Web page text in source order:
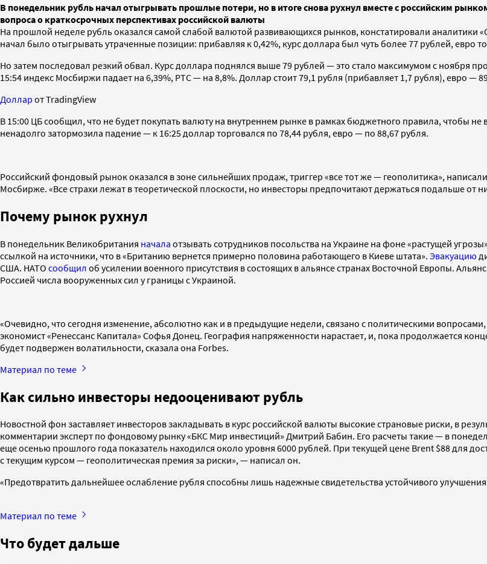
В понедельник рубль начал отыгрывать прошлые потери, но в итоге снова рухнул вместе с российским
вопроса о краткосрочных перспективах российской валюты
На прошлой неделе рубль оказался самой слабой валютой развивающихся рынков, констатировали аналитики
начал было отыгрывать утраченные позиции: прибавляя к 0,42%, курс доллара был чуть более 77 рублей, евро
Но затем последовал резкий обвал. Курс доллара поднялся выше 79 рублей — это стало максимумом с ноября
15:54 индекс Мосбиржи падает на 6,39%, РТС — на 8,8%. Доллар стоит 79,1 рубля (прибавляет 1,7 рубля), евро —
Доллар от TradingView
В 15:00 ЦБ сообщил, что не будет покупать валюту на внутреннем рынке в рамках бюджетного правила, чтобы не
ненадолго затормозила падение — к 16:25 доллар торговался по 78,44 рубля, евро — по 88,67 рубля.
Российский фондовый рынок оказался в зоне сильнейших продаж, триггер «все тот же — геополитика»,
Мосбирже. «Все страхи лежат в теоретической плоскости, но инвесторы предпочитают держаться подальше от
Почему рынок рухнул
В понедельник Великобритания начала отзывать сотрудников посольства на Украине на фоне «растущей
ссылкой на источники, что в «Британию вернется примерно половина работающего в Киеве штата». Эвакуацию
США. НАТО сообщил об усилении военного присутствия в состоящих в альянсе странах Восточной Европы.
Россией числа вооруженных сил у границы с Украиной.
«Очевидно, что сегодня изменение, абсолютно как и в предыдущие недели, связано с политическими
экономист «Ренессанс Капитала» Софья Донец. География напряженности нарастает, и, пока продолжается
будет подвержен волатильности, сказала она Forbes.
Материал по теме
Как сильно инвесторы недооценивают рубль
Новостной фон заставляет инвесторов закладывать в курс российской валюты высокие страновые риски, в
комментарии эксперт по фондовому рынку «БКС Мир инвестиций» Дмитрий Бабин. Его расчеты такие — в
еще осенью прошлого года показатель находился около уровня 6000 рублей. При текущей цене Brent $88 для
с текущим курсом — геополитическая премия за риски», — написал он.
«Предотвратить дальнейшее ослабление рубля способны лишь надежные свидетельства устойчивого
Материал по теме
Что будет дальше